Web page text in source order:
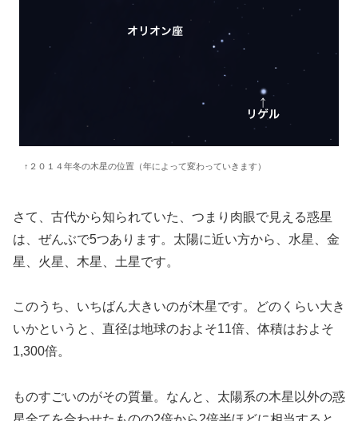
↑２０１４年冬の木星の位置（年によって変わっていきます）
さて、古代から知られていた、つまり肉眼で見える惑星
は、ぜんぶで5つあります。太陽に近い方から、水星、金
星、火星、木星、土星です。
このうち、いちばん大きいのが木星です。どのくらい大き
いかというと、直径は地球のおよそ11倍、体積はおよそ
1,300倍。
ものすごいのがその質量。なんと、太陽系の木星以外の惑